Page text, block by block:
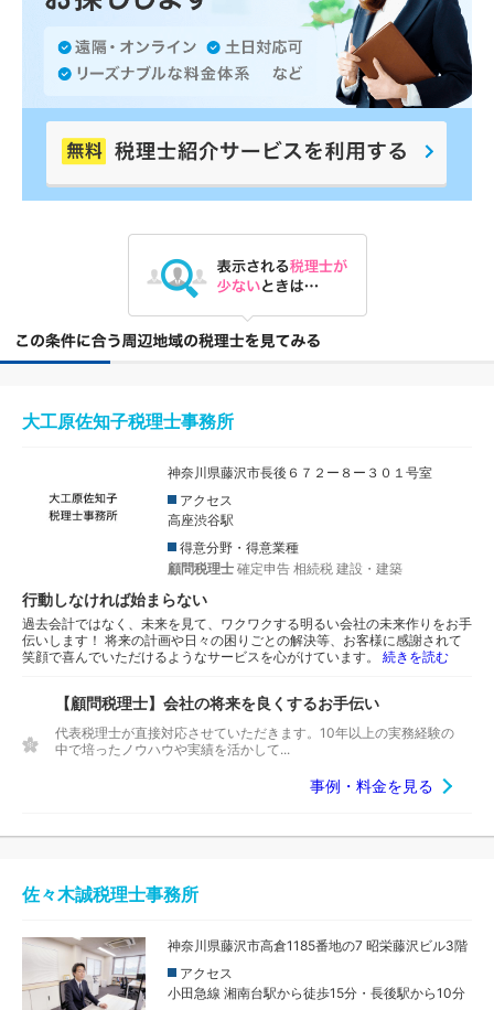
大工原佐知子税理士事務所
神奈川県藤沢市長後６７２ー８ー３０１号室
アクセス
高座渋谷駅
得意分野・得意業種
顧問税理士 確定申告 相続税 建設・建築
行動しなければ始まらない
過去会計ではなく、未来を見て、ワクワクする明るい会社の未来作りをお手
伝いします！ 将来の計画や日々の困りごとの解決等、お客様に感謝されて
笑顔で喜んでいただけるようなサービスを心がけています。 続きを読む
【顧問税理士】会社の将来を良くするお手伝い
代表税理士が直接対応させていただきます。10年以上の実務経験の
中で培ったノウハウや実績を活かして...
事例・料金を見る
佐々木誠税理士事務所
神奈川県藤沢市高倉1185番地の7 昭栄藤沢ビル3階
アクセス
小田急線 湘南台駅から徒歩15分・長後駅から10分